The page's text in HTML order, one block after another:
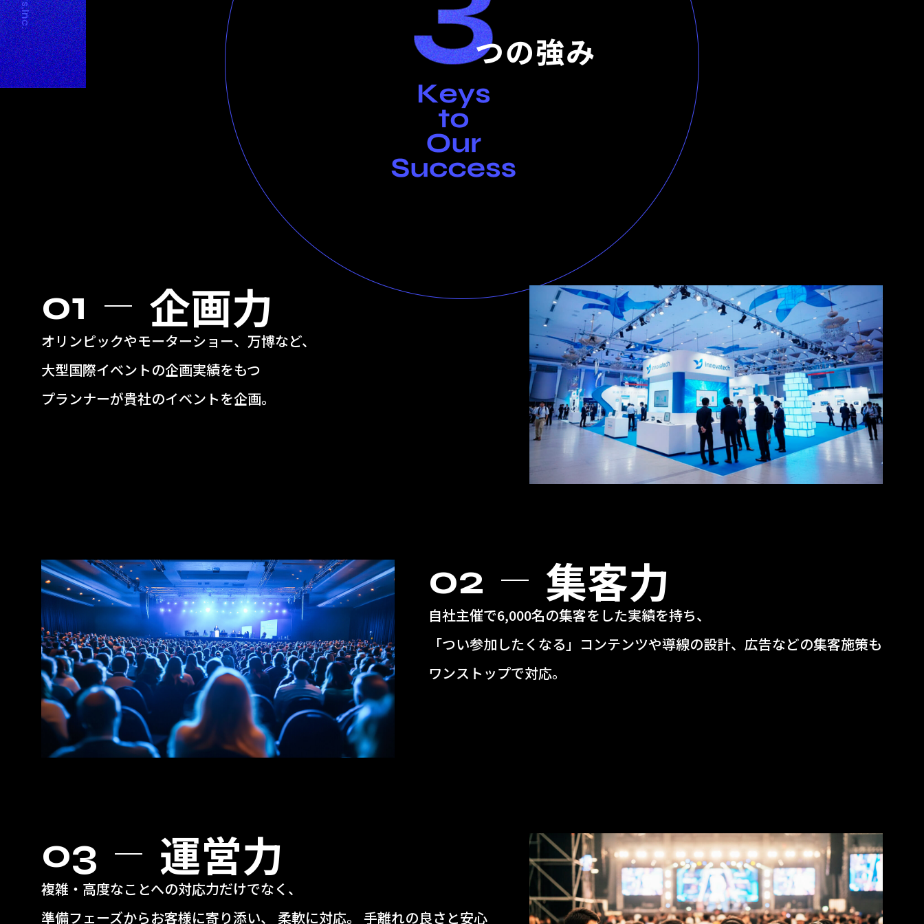
01 企画力
オリンピックやモーターショー、万博など、
大型国際イベントの企画実績をもつ
プランナーが貴社のイベントを企画。
02 集客力
自社主催で6,000名の集客をした実績を持ち、
「つい参加したくなる」コンテンツや導線の設計、広告などの集客施策も
ワンストップで対応。
03 運営力
複雑・高度なことへの対応力だけでなく、
準備フェーズからお客様に寄り添い、 柔軟に対応。 手離れの良さと安心